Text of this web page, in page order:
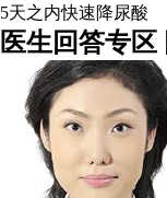
5天之内快速降尿酸
医生回答专区